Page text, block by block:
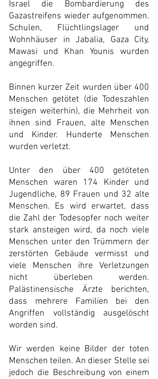
Israel die Bombardierung des
Gazastreifens wieder aufgenommen.
Schulen, Flüchtlingslager und
Wohnhäuser in Jabalia, Gaza City,
Mawasi und Khan Younis wurden
angegriffen.
Binnen kurzer Zeit wurden über 400
Menschen getötet (die Todeszahlen
steigen weiterhin), die Mehrheit von
ihnen sind Frauen, alte Menschen
und Kinder. Hunderte Menschen
wurden verletzt.
Unter den über 400 getöteten
Menschen waren 174 Kinder und
Jugendliche, 89 Frauen und 32 alte
Menschen. Es wird erwartet, dass
die Zahl der Todesopfer noch weiter
stark ansteigen wird, da noch viele
Menschen unter den Trümmern der
zerstörten Gebäude vermisst und
viele Menschen ihre Verletzungen
nicht überleben werden.
Palästinensische Ärzte berichten,
dass mehrere Familien bei den
Angriffen vollständig ausgelöscht
worden sind.
Wir werden keine Bilder der toten
Menschen teilen. An dieser Stelle sei
jedoch die Beschreibung von einem